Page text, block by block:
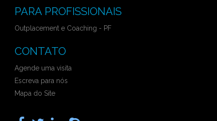
PARA PROFISSIONAIS
Outplacement e Coaching - PF
CONTATO
Agende uma visita
Escreva para nós
Mapa do Site